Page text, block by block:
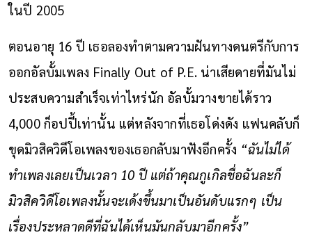
ในปี 2005
ตอนอายุ 16 ปี เธอลองทำตามความฝันทางดนตรีกับการ
ออกอัลบั้มเพลง Finally Out of P.E. น่าเสียดายที่มันไม่
ประสบความสำเร็จเท่าไหร่นัก อัลบั้มวางขายได้ราว
4,000 ก็อปปี้เท่านั้น แต่หลังจากที่เธอโด่งดัง แฟนคลับก็
ขุดมิวสิควิดีโอเพลงของเธอกลับมาฟังอีกครั้ง “ฉันไม่ได้
ทำเพลงเลยเป็นเวลา 10 ปี แต่ถ้าคุณกูเกิลชื่อฉันละก็
มิวสิควิดีโอเพลงนั้นจะเด้งขึ้นมาเป็นอันดับแรกๆ เป็น
เรื่องประหลาดดีที่ฉันได้เห็นมันกลับมาอีกครั้ง”